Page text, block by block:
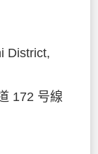
District,
172 号線